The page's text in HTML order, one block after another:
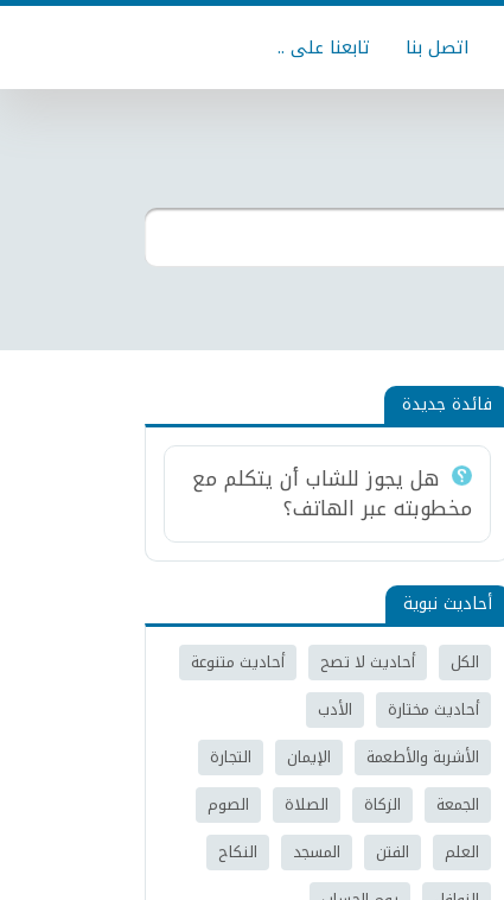
اتصل بنا تابعنا على ..
فائدة جديدة
هل يجوز للشاب أن يتكلم مع
مخطوبته عبر الهاتف؟
أحاديث نبوية
الكل أحاديث لا تصح
أحاديث متنوعة
أحاديث مختارة
الأدب
الأشربة والأطعمة
الإيمان
التجارة
الجمعة
الزكاة الصلاة
الصوم
العلم
الفتن المسجد
النكاح